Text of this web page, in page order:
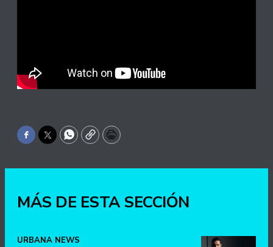
Facebook
TwitterWhatsApp
CopyPrint
MÁS DE ESTA SECCIÓN
URBANA NEWS